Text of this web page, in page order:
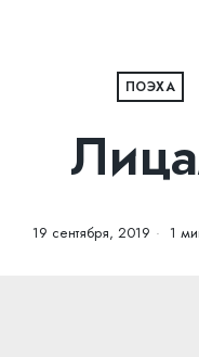
ПОЭХА
19 сентября, 2019 1